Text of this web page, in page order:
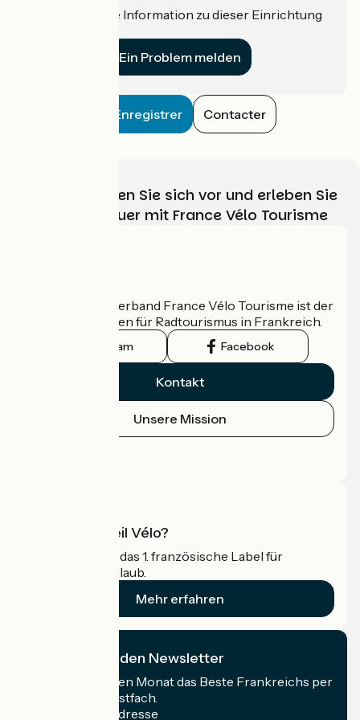
Haben Sie eine Information zu dieser Einrichtung
Ein Problem melden
Enregistrer Contacter
Wählen, bereiten Sie sich vor und erleben Sie
Ihr Radabenteuer mit France Vélo Tourisme
Der nationale Verband France Vélo Tourisme ist der
offizielle Leitfaden für Radtourismus in Frankreich.
Instagram Facebook
Kontakt
Unsere Mission
Was ist Accueil Vélo?
Accueil Vélo ist das 1. französische Label für
Radfahrer im Urlaub.
Mehr erfahren
Ich abonniere den Newsletter
Erhalten Sie jeden Monat das Beste Frankreichs per
Rad in Ihrem Postfach.
Meine E-Mail-Adresse